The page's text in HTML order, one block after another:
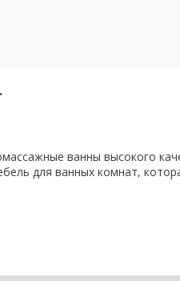
ванны высокого
для ванных комнат,